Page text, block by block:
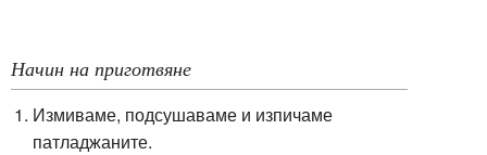
Начин на приготвяне
Измиваме, подсушаваме и изпичаме
патладжаните.